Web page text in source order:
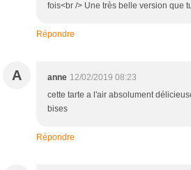
fois<br /> Une très belle version que
Répondre
A anne 12/02/2019 08:23
cette tarte a l'air absolument
bises
Répondre